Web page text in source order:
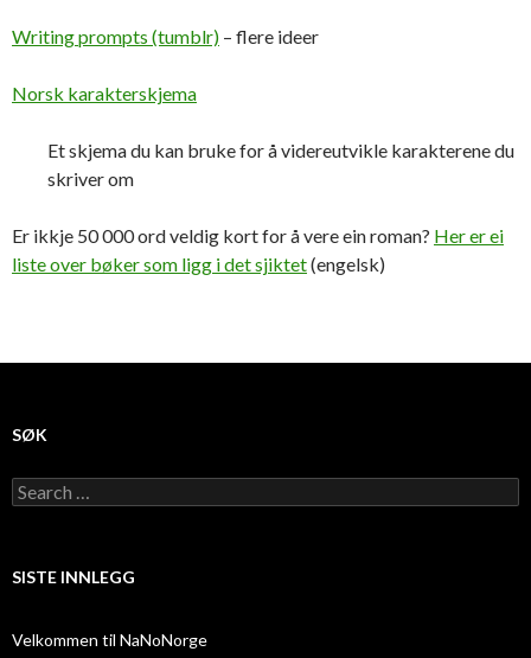
Writing prompts (tumblr) – flere ideer
Norsk karakterskjema
Et skjema du kan bruke for å videreutvikle karakterene du
skriver om
Er ikkje 50 000 ord veldig kort for å vere ein roman? Her er ei
liste over bøker som ligg i det sjiktet(engelsk)
SØK
Search
for:
SISTE INNLEGG
Velkommen til NaNoNorge